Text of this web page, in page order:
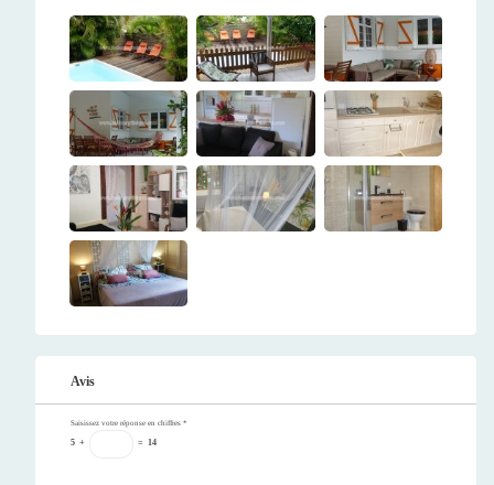
Avis
Saisissez votre réponse en chiffres *
5 + = 14